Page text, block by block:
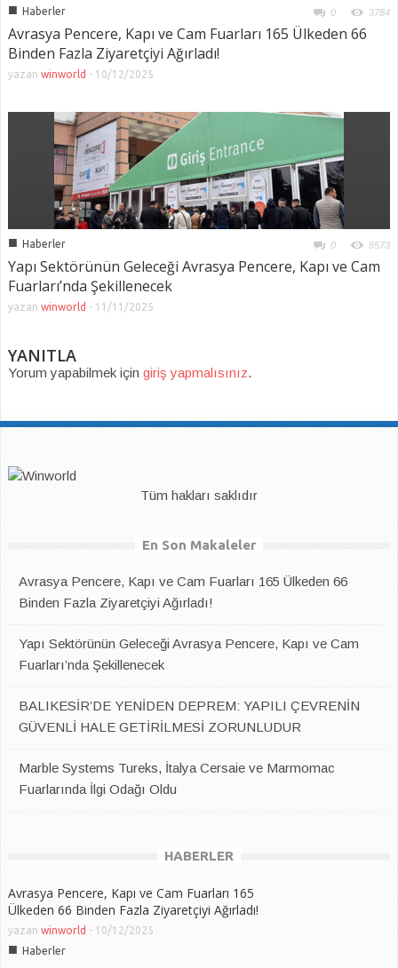
■ Haberler 0 3784
Avrasya Pencere, Kapı ve Cam Fuarları 165 Ülkeden 66
Binden Fazla Ziyaretçiyi Ağırladı!
yazan winworld - 10/12/2025
■ Haberler 0 8573
Yapı Sektörünün Geleceği Avrasya Pencere, Kapı ve Cam
Fuarları’nda Şekillenecek
yazan winworld - 11/11/2025
YANITLA
Yorum yapabilmek için giriş yapmalısınız.
Tüm hakları saklıdır
En Son Makaleler
Avrasya Pencere, Kapı ve Cam Fuarları 165 Ülkeden 66
Binden Fazla Ziyaretçiyi Ağırladı!
Yapı Sektörünün Geleceği Avrasya Pencere, Kapı ve Cam
Fuarları’nda Şekillenecek
BALIKESİR’DE YENİDEN DEPREM: YAPILI ÇEVRENİN
GÜVENLİ HALE GETİRİLMESİ ZORUNLUDUR
Marble Systems Tureks, İtalya Cersaie ve Marmomac
Fuarlarında İlgi Odağı Oldu
HABERLER
Avrasya Pencere, Kapı ve Cam Fuarları 165
Ülkeden 66 Binden Fazla Ziyaretçiyi Ağırladı!
yazan winworld - 10/12/2025
■ Haberler